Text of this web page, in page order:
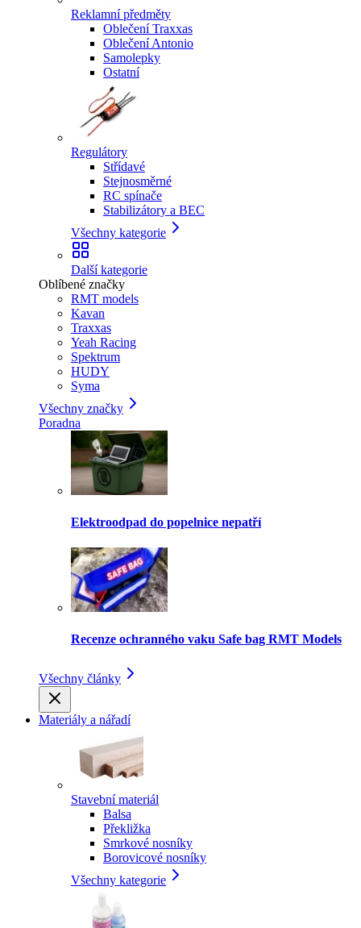
Reklamní předměty
Oblečení Traxxas
Oblečení Antonio
Samolepky
Ostatní
Regulátory
Střídavé
Stejnosměrné
RC spínače
Stabilizátory a BEC
Všechny kategorie
Další kategorie
Oblíbené značky
RMT models
Kavan
Traxxas
Yeah Racing
Spektrum
HUDY
Syma
Všechny značky
Poradna
Elektroodpad do popelnice nepatří
Recenze ochranného vaku Safe bag RMT Models
Všechny články
Materiály a nářadí
Stavební materiál
Balsa
Překližka
Smrkové nosníky
Borovicové nosníky
Všechny kategorie